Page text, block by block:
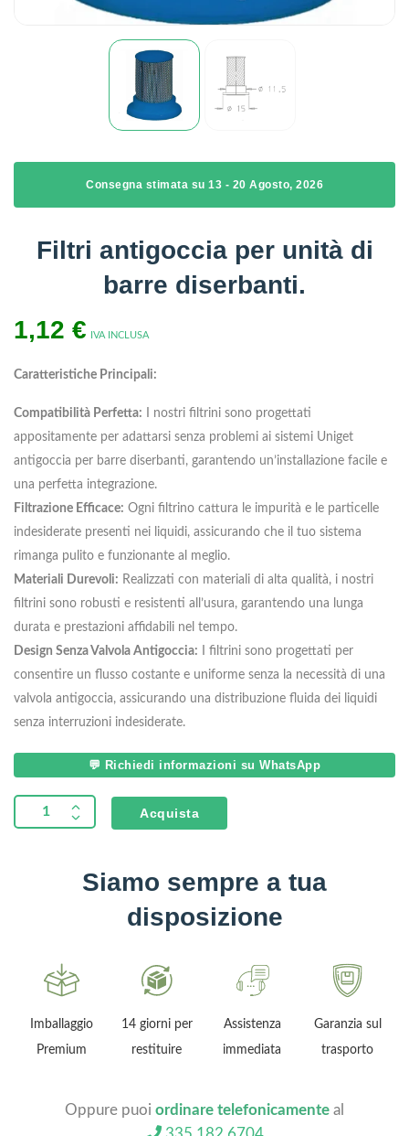
Consegna stimata su 13 - 20 Agosto, 2026
Filtri antigoccia per unità di
barre diserbanti.
1,12 € IVA INCLUSA
Caratteristiche Principali:
Compatibilità Perfetta: I nostri filtrini sono progettati
appositamente per adattarsi senza problemi ai sistemi Uniget
antigoccia per barre diserbanti, garantendo un’installazione facile e
una perfetta integrazione.
Filtrazione Efficace: Ogni filtrino cattura le impurità e le particelle
indesiderate presenti nei liquidi, assicurando che il tuo sistema
rimanga pulito e funzionante al meglio.
Materiali Durevoli: Realizzati con materiali di alta qualità, i nostri
filtrini sono robusti e resistenti all’usura, garantendo una lunga
durata e prestazioni affidabili nel tempo.
Design Senza Valvola Antigoccia: I filtrini sono progettati per
consentire un flusso costante e uniforme senza la necessità di una
valvola antigoccia, assicurando una distribuzione fluida dei liquidi
senza interruzioni indesiderate.
💬 Richiedi informazioni su WhatsApp
Acquista
Siamo sempre a tua
disposizione
Imballaggio
Premium
14 giorni per
restituire
Assistenza
immediata
Garanzia sul
trasporto
Oppure puoi ordinare telefonicamente al